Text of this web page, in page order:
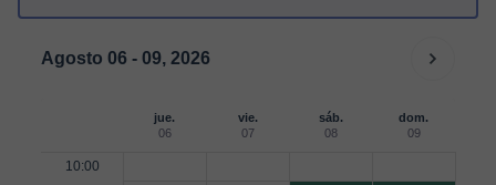
Agosto 06 - 09, 2026
jue.
06
vie.
07
sáb.
08
dom.
09
10:00